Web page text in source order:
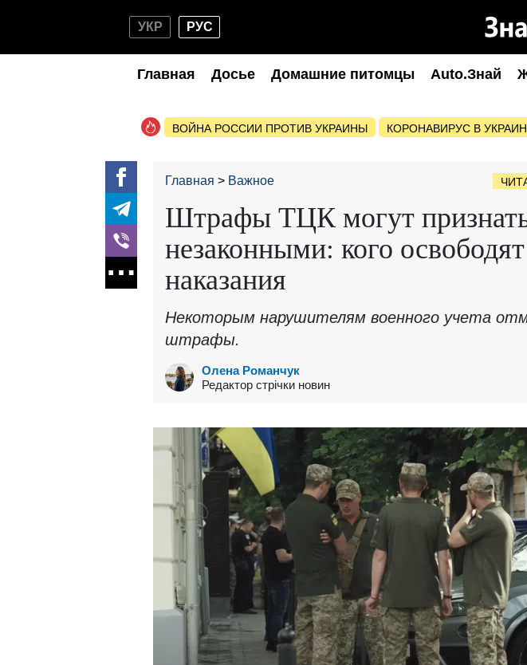
УКР РУС
Главная Досье Домашние питомцы Auto.Знай
ВОЙНА РОССИИ ПРОТИВ УКРАИНЫ КОРОНАВИРУС В
Главная Важное
Штрафы ТЦК могут
незаконными: кого
наказания
Некоторым нарушителям военного учета
штрафы.
Олена Романчук
Редактор стрічки новин